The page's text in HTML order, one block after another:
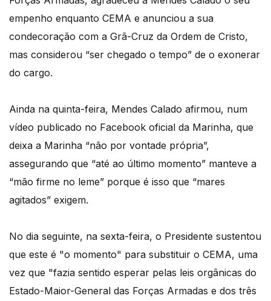
empenho enquanto CEMA e anunciou a sua
condecoração com a Grã-Cruz da Ordem de Cristo,
mas considerou “ser chegado o tempo” de o exonerar
do cargo.
Ainda na quinta-feira, Mendes Calado afirmou, num
vídeo publicado no Facebook oficial da Marinha, que
deixa a Marinha “não por vontade própria”,
assegurando que “até ao último momento” manteve a
“mão firme no leme” porque é isso que “mares
agitados” exigem.
No dia seguinte, na sexta-feira, o Presidente sustentou
que este é "o momento" para substituir o CEMA, uma
vez que "fazia sentido esperar pelas leis orgânicas do
Estado-Maior-General das Forças Armadas e dos três